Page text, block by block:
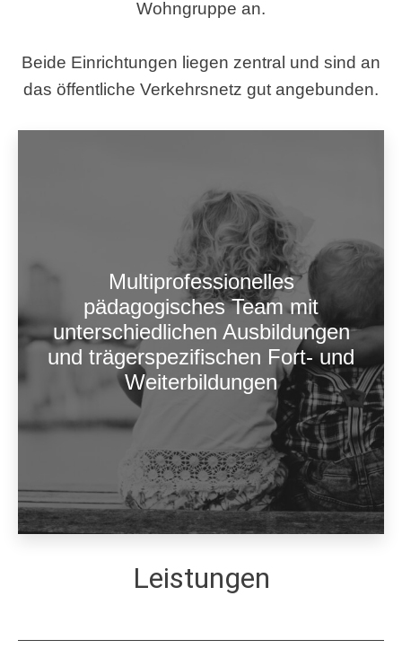
Wohngruppe an.
Beide Einrichtungen liegen zentral und sind an
das öffentliche Verkehrsnetz gut angebunden.
Multiprofessionelles
pädagogisches Team mit
unterschiedlichen Ausbildungen
und trägerspezifischen Fort- und
Weiterbildungen
Leistungen